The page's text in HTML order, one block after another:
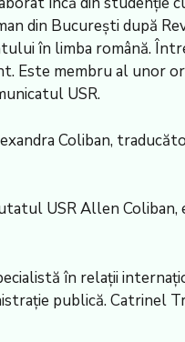
din București după
în limba română.
Este membru al unor
USR.
Coliban,
USR Allen Coliban,
în relații
publică. Catrinel